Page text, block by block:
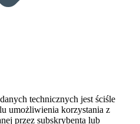
technicznych jest ściśle
umożliwienia korzystania z
przez subskrybenta lub